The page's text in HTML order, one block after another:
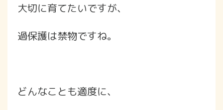
大切に育てたいですが、
過保護は禁物ですね。
どんなことも適度に、